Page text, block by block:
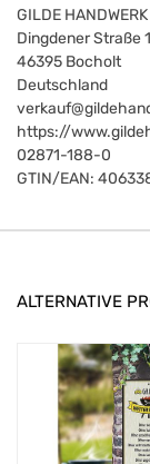
GILDE
Dingdener Straße
46395 Bocholt
Deutschland
https://
02871-188-0
GTIN/EAN:
ALTERNATIVE